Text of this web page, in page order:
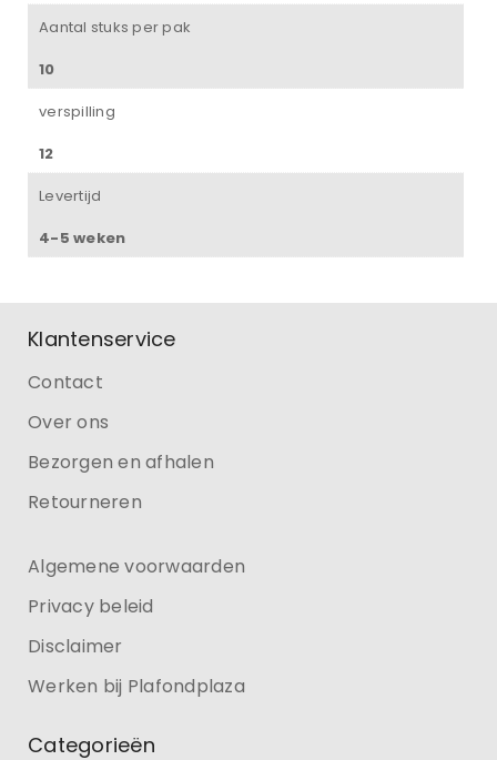
Aantal stuks per pak
10
verspilling
12
Levertijd
4-5 weken
Klantenservice
Contact
Over ons
Bezorgen en afhalen
Retourneren
Algemene voorwaarden
Privacy beleid
Disclaimer
Werken bij Plafondplaza
Categorieën